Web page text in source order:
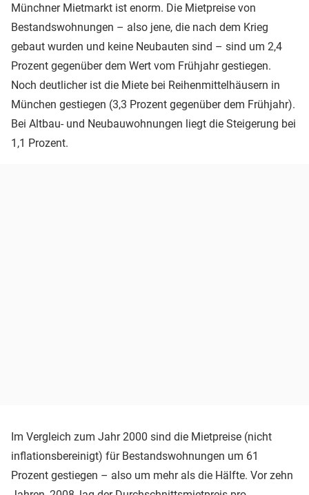
Münchner Mietmarkt ist enorm. Die Mietpreise von
Bestandswohnungen – also jene, die nach dem Krieg
gebaut wurden und keine Neubauten sind – sind um 2,4
Prozent gegenüber dem Wert vom Frühjahr gestiegen.
Noch deutlicher ist die Miete bei Reihenmittelhäusern in
München gestiegen (3,3 Prozent gegenüber dem Frühjahr).
Bei Altbau- und Neubauwohnungen liegt die Steigerung bei
1,1 Prozent.
Im Vergleich zum Jahr 2000 sind die Mietpreise (nicht
inflationsbereinigt) für Bestandswohnungen um 61
Prozent gestiegen – also um mehr als die Hälfte. Vor zehn